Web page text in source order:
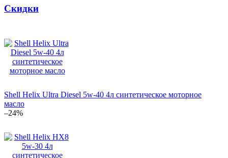
Скидки
Shell Helix Ultra Diesel 5w-40 4л синтетическое моторное
масло
–24%